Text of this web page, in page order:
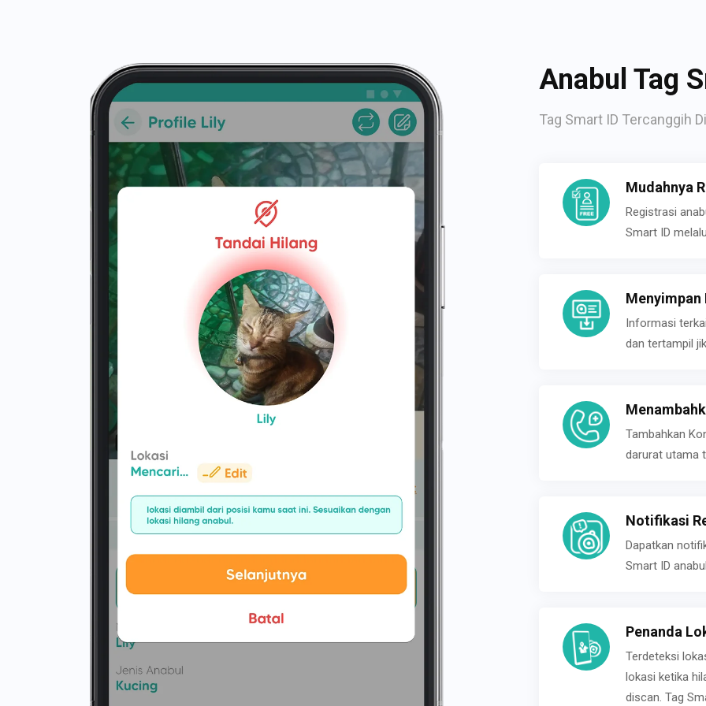
Anabul Tag
Tag Smart ID Tercanggih
Mudahnya
Registrasi
Smart ID
Menyimpan
Informasi
dan tertampil
Tambahkan
darurat utama
Notifikasi
Dapatkan
Smart ID
Penanda
Terdeteksi
lokasi ketika
discan. Tag